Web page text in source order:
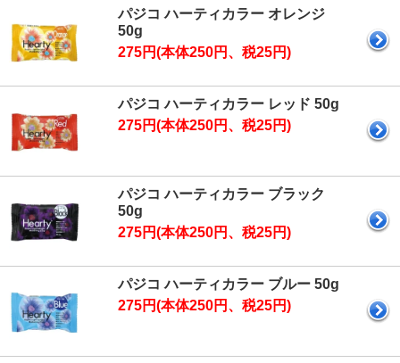
パジコ ハーティカラー オレンジ
50g
275円(本体250円、税25円)
パジコ ハーティカラー レッド 50g
275円(本体250円、税25円)
パジコ ハーティカラー ブラック
50g
275円(本体250円、税25円)
パジコ ハーティカラー ブルー 50g
275円(本体250円、税25円)